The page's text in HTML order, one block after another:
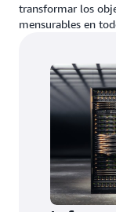
transformar los
mensurables en